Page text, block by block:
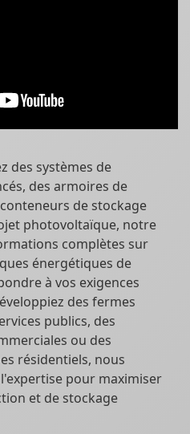
des systèmes de
des armoires de
de stockage
photovoltaïque, notre
complètes sur
énergétiques de
à vos exigences
des fermes
publics, des
ou des
résidentiels, nous
pour maximiser
et de stockage